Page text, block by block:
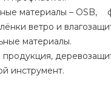
материалы – OSB,
ветро и
материалы.
инструмент.